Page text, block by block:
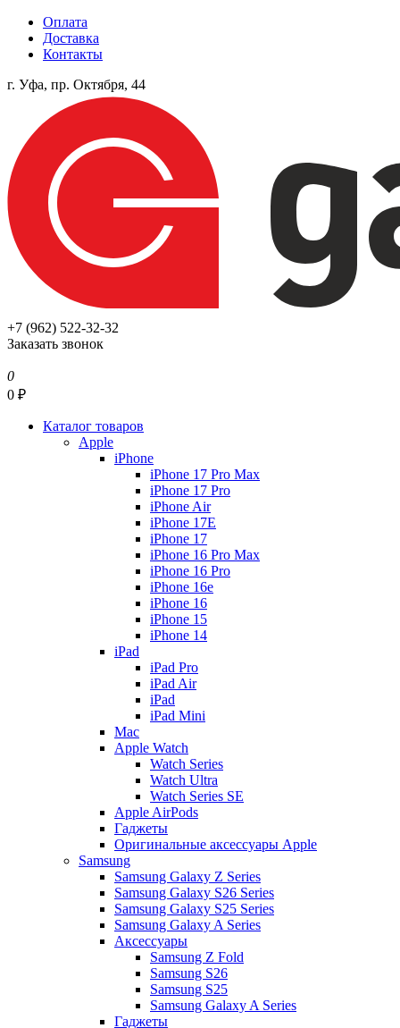
Оплата
Доставка
Контакты
г. Уфа, пр. Октября, 44
+7 (962) 522-32-32
Заказать звонок
0
0 ₽
Каталог товаров
Apple
iPhone
iPhone 17 Pro Max
iPhone 17 Pro
iPhone Air
iPhone 17E
iPhone 17
iPhone 16 Pro Max
iPhone 16 Pro
iPhone 16e
iPhone 16
iPhone 15
iPhone 14
iPad
iPad Pro
iPad Air
iPad
iPad Mini
Mac
Apple Watch
Watch Series
Watch Ultra
Watch Series SE
Apple AirPods
Гаджеты
Оригинальные аксессуары Apple
Samsung
Samsung Galaxy Z Series
Samsung Galaxy S26 Series
Samsung Galaxy S25 Series
Samsung Galaxy A Series
Аксессуары
Samsung Z Fold
Samsung S26
Samsung S25
Samsung Galaxy A Series
Гаджеты